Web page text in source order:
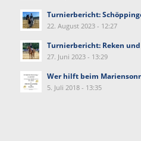
Turnierbericht:
22. August 2023 - 12:27
Turnierbericht: Reken
27. Juni 2023 - 13:29
Wer hilft beim
5. Juli 2018 - 13:35